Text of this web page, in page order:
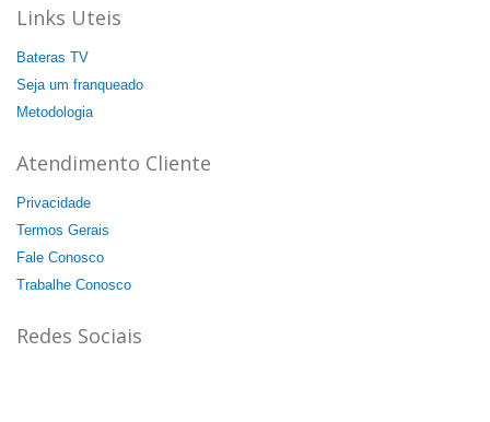
Links Uteis
Bateras TV
Seja um franqueado
Metodologia
Atendimento Cliente
Privacidade
Termos Gerais
Fale Conosco
Trabalhe Conosco
Redes Sociais